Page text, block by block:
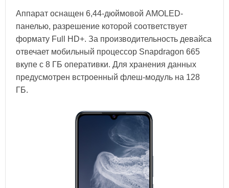
Аппарат оснащен 6,44-дюймовой AMOLED-
панелью, разрешение которой соответствует
формату Full HD+. За производительность девайса
отвечает мобильный процессор Snapdragon 665
вкупе c 8 ГБ оперативки. Для хранения данных
предусмотрен встроенный флеш-модуль на 128
ГБ.